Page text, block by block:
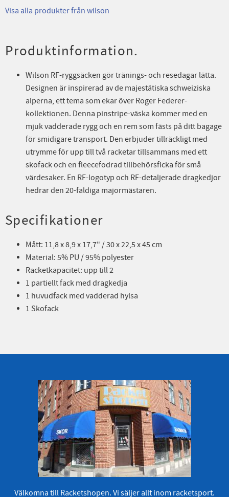
Visa alla produkter från wilson
Produktinformation.
Wilson RF-ryggsäcken gör tränings- och resedagar lätta.
Designen är inspirerad av de majestätiska schweiziska
alperna, ett tema som ekar över Roger Federer-
kollektionen. Denna pinstripe-väska kommer med en
mjuk vadderade rygg och en rem som fästs på ditt bagage
för smidigare transport. Den erbjuder tillräckligt med
utrymme för upp till två racketar tillsammans med ett
skofack och en fleecefodrad tillbehörsficka för små
värdesaker. En RF-logotyp och RF-detaljerade dragkedjor
hedrar den 20-faldiga majormästaren.
Specifikationer
Mått: 11,8 x 8,9 x 17,7" / 30 x 22,5 x 45 cm
Material: 5% PU / 95% polyester
Racketkapacitet: upp till 2
1 partiellt fack med dragkedja
1 huvudfack med vadderad hylsa
1 Skofack
Välkomna till Racketshopen. Vi säljer allt inom racketsport.